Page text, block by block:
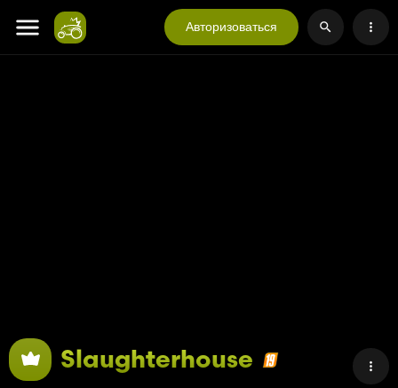
Авторизоваться
Slaughterhouse